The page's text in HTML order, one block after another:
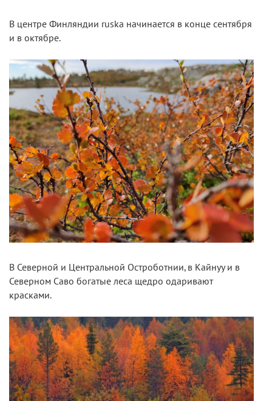
В центре Финляндии ruska начинается в конце сентября
и в октябре.
В Северной и Центральной Остроботнии, в Кайнуу и в
Северном Саво богатые леса щедро одаривают
красками.